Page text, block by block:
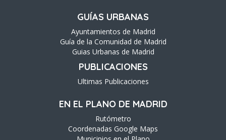
GUÍAS URBANAS
Ayuntamientos de Madrid
Guía de la Comunidad de Madrid
Guias Urbanas de Madrid
PUBLICACIONES
Ultimas Publicaciones
EN EL PLANO DE MADRID
Rutómetro
Coordenadas Google Maps